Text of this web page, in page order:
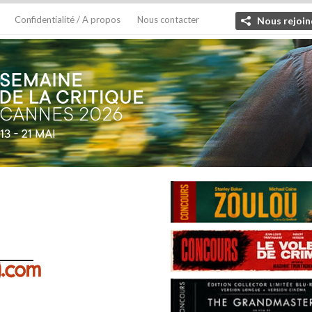
Confidentialité / A propos Nous contacter Nous